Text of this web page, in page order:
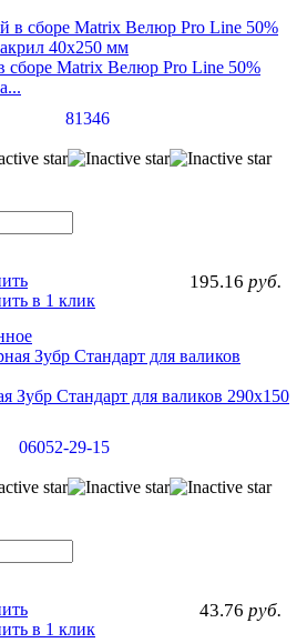
сборе Matrix Велюр Pro Line 50%
81346
195.16 руб.
в 1 клик
Зубр Стандарт для валиков 290х150
06052-29-15
43.76 руб.
в 1 клик